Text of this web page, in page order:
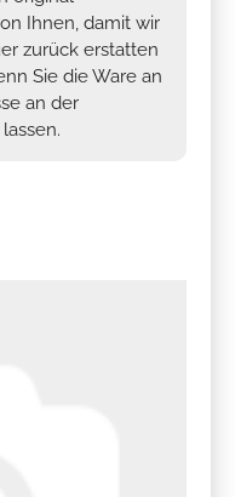
Ihnen, damit wir
zurück erstatten
Sie die Ware an
an der